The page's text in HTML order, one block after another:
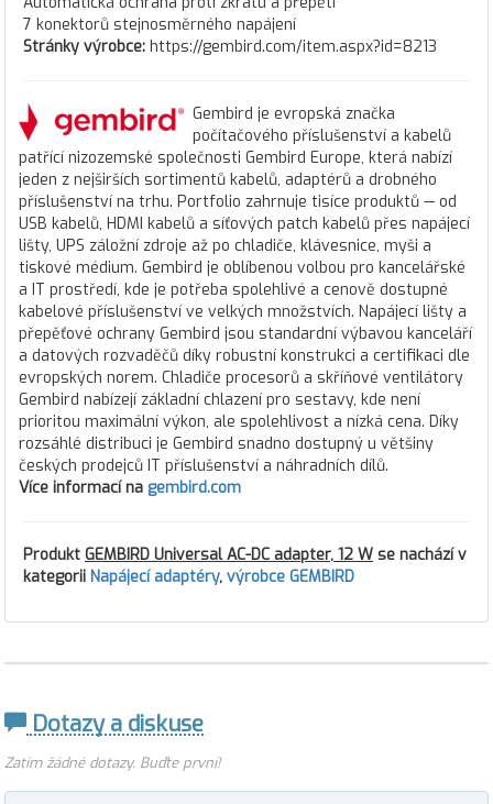
7 konektorů stejnosměrného napájení
Stránky výrobce: https://gembird.com/item.aspx?id=8213
Gembird je evropská značka
počítačového příslušenství a kabelů
patřící nizozemské společnosti Gembird Europe, která nabízí
jeden z nejširších sortimentů kabelů, adaptérů a drobného
příslušenství na trhu. Portfolio zahrnuje tisíce produktů — od
USB kabelů, HDMI kabelů a síťových patch kabelů přes napájecí
lišty, UPS záložní zdroje až po chladiče, klávesnice, myši a
tiskové médium. Gembird je oblíbenou volbou pro kancelářské
a IT prostředí, kde je potřeba spolehlivé a cenově dostupné
kabelové příslušenství ve velkých množstvích. Napájecí lišty a
přepěťové ochrany Gembird jsou standardní výbavou kanceláří
a datových rozvaděčů díky robustní konstrukci a certifikaci dle
evropských norem. Chladiče procesorů a skříňové ventilátory
Gembird nabízejí základní chlazení pro sestavy, kde není
prioritou maximální výkon, ale spolehlivost a nízká cena. Díky
rozsáhlé distribuci je Gembird snadno dostupný u většiny
českých prodejců IT příslušenství a náhradních dílů.
Více informací na gembird.com
Produkt GEMBIRD Universal AC-DC adapter, 12 W se nachází v
kategorii Napájecí adaptéry, výrobce GEMBIRD
Dotazy a diskuse
Zatím žádné dotazy. Buďte první!